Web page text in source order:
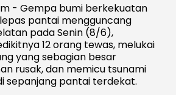
- Gempa bumi berkekuatan
pantai mengguncang
pada Senin (8/6),
12 orang tewas, melukai
yang sebagian besar
rusak, dan memicu tsunami
sepanjang pantai terdekat.